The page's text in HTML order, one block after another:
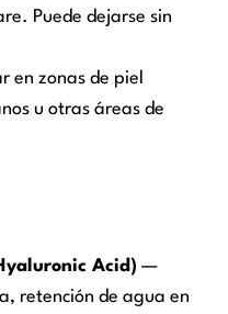
Puede dejarse sin
en zonas de piel
u otras áreas de
Acid) —
retención de agua en